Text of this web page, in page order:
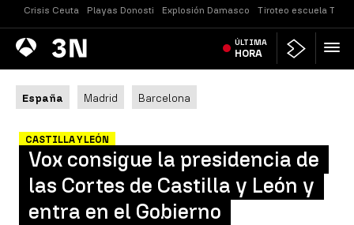
Crisis Ceuta Playas Donosti Explosión Damasco Tiroteo escuela
Antena
3 Noticias ÚLTIMA
HORA
España Madrid Barcelona
CASTILLA Y LEÓN
Vox consigue la presidencia de
las Cortes de Castilla y León y
entra en el Gobierno